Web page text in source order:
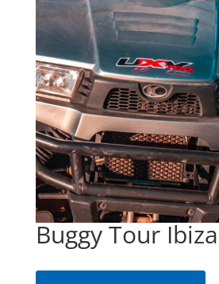
Buggy Tour Ibiza